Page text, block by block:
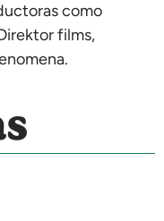
como
films,